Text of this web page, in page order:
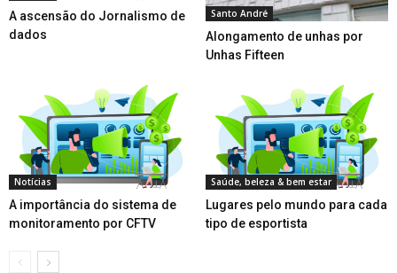
A ascensão do Jornalismo de
dados
Santo André
Alongamento de unhas por
Unhas Fifteen
Notícias
A importância do sistema de
monitoramento por CFTV
Saúde, beleza & bem estar
Lugares pelo mundo para cada
tipo de esportista